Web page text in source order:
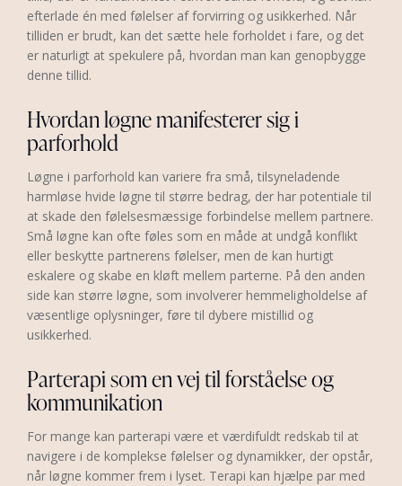
efterlade én med følelser af forvirring og usikkerhed. Når
tilliden er brudt, kan det sætte hele forholdet i fare, og det
er naturligt at spekulere på, hvordan man kan genopbygge
denne tillid.
Hvordan løgne manifesterer sig i
parforhold
Løgne i parforhold kan variere fra små, tilsyneladende
harmløse hvide løgne til større bedrag, der har potentiale til
at skade den følelsesmæssige forbindelse mellem partnere.
Små løgne kan ofte føles som en måde at undgå konflikt
eller beskytte partnerens følelser, men de kan hurtigt
eskalere og skabe en kløft mellem parterne. På den anden
side kan større løgne, som involverer hemmeligholdelse af
væsentlige oplysninger, føre til dybere mistillid og
usikkerhed.
Parterapi som en vej til forståelse og
kommunikation
For mange kan parterapi være et værdifuldt redskab til at
navigere i de komplekse følelser og dynamikker, der opstår,
når løgne kommer frem i lyset. Terapi kan hjælpe par med